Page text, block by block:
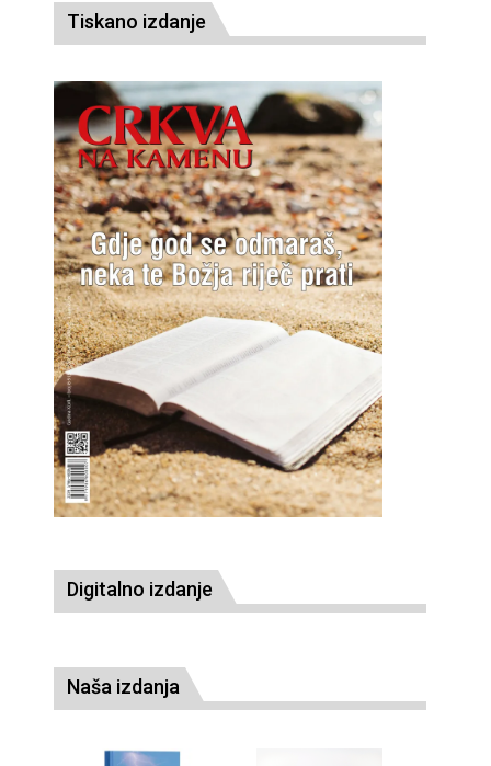
Tiskano izdanje
Digitalno izdanje
Naša izdanja